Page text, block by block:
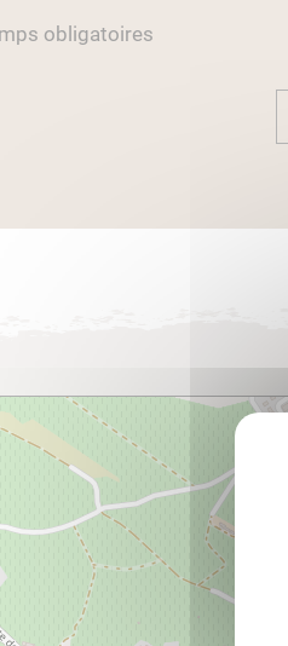
obligatoires